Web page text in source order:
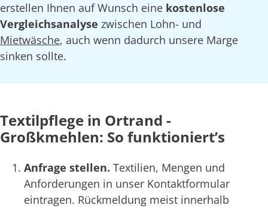
erstellen Ihnen auf Wunsch eine kostenlose
Vergleichsanalyse zwischen Lohn- und
Mietwäsche, auch wenn dadurch unsere Marge
sinken sollte.
Textilpflege in Ortrand -
Großkmehlen: So funktioniert’s
Anfrage stellen. Textilien, Mengen und
Anforderungen in unser Kontaktformular
eintragen. Rückmeldung meist innerhalb